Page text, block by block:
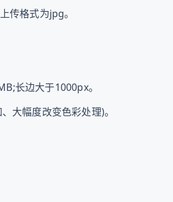
传格式为jpg。
长边大于1000px。
幅度改变色彩处理)。